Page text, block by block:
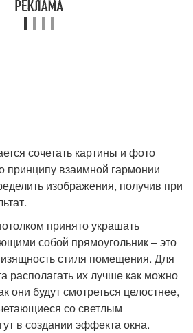
сочетать картины и фото
принципу взаимной гармонии
изображения, получив при
принято украшать
собой прямоугольник – это
стиля помещения. Для
располагать их лучше как можно
они будут смотреться целостнее,
со светлым
в создании эффекта окна.